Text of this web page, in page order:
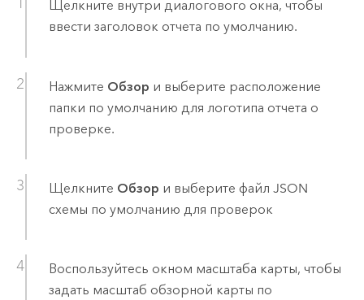
Щелкните внутри диалогового окна, чтобы
ввести заголовок отчета по умолчанию.
Нажмите Обзор и выберите расположение
папки по умолчанию для логотипа отчета о
проверке.
Щелкните Обзор и выберите файл JSON
схемы по умолчанию для проверок
Воспользуйтесь окном масштаба карты, чтобы
задать масштаб обзорной карты по